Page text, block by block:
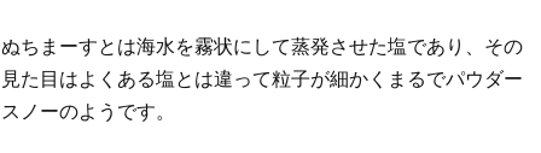
ぬちまーすとは海水を霧状にして蒸発させた塩であり、その
見た目はよくある塩とは違って粒子が細かくまるでパウダー
スノーのようです。